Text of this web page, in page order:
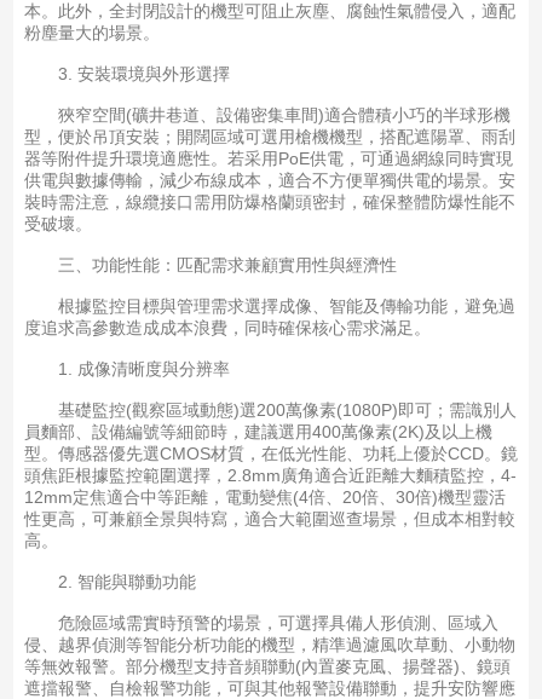
本。此外，全封閉設計的機型可阻止灰塵、腐蝕性氣體侵入，適配
粉塵量大的場景。
3. 安裝環境與外形選擇
狹窄空間(礦井巷道、設備密集車間)適合體積小巧的半球形機
型，便於吊頂安裝；開闊區域可選用槍機機型，搭配遮陽罩、雨刮
器等附件提升環境適應性。若采用PoE供電，可通過網線同時實現
供電與數據傳輸，減少布線成本，適合不方便單獨供電的場景。安
裝時需注意，線纜接口需用防爆格蘭頭密封，確保整體防爆性能不
受破壞。
三、功能性能：匹配需求兼顧實用性與經濟性
根據監控目標與管理需求選擇成像、智能及傳輸功能，避免過
度追求高參數造成成本浪費，同時確保核心需求滿足。
1. 成像清晰度與分辨率
基礎監控(觀察區域動態)選200萬像素(1080P)即可；需識別人
員麵部、設備編號等細節時，建議選用400萬像素(2K)及以上機
型。傳感器優先選CMOS材質，在低光性能、功耗上優於CCD。鏡
頭焦距根據監控範圍選擇，2.8mm廣角適合近距離大麵積監控，4-
12mm定焦適合中等距離，電動變焦(4倍、20倍、30倍)機型靈活
性更高，可兼顧全景與特寫，適合大範圍巡查場景，但成本相對較
高。
2. 智能與聯動功能
危險區域需實時預警的場景，可選擇具備人形偵測、區域入
侵、越界偵測等智能分析功能的機型，精準過濾風吹草動、小動物
等無效報警。部分機型支持音頻聯動(內置麥克風、揚聲器)、鏡頭
遮擋報警、自檢報警功能，可與其他報警設備聯動，提升安防響應